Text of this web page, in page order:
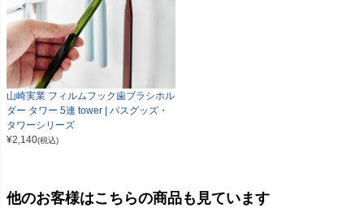
山崎実業 フィルムフック歯ブラシホル
ダー タワー 5連 tower | バスグッズ・
タワーシリーズ
¥2,140(税込)
他のお客様はこちらの商品も見ています